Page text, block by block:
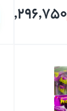
1,296,750